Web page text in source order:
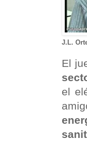
J.L.
El
el